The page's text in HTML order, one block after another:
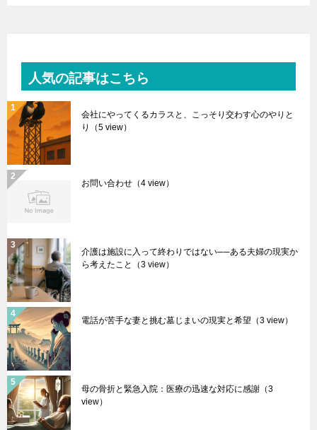
人気の記事はこちら
会社にやってくるカラスと、こっそり交わす心のやりと
り
（5 view）
お問い合わせ （4 view）
介護は施設に入って終わりではない──ある夫婦の現実か
ら考えたこと
（3 view）
電話が苦手な妻と挑む墓じまいの現実と希望 （3 view）
母の骨折と緊急入院：医療の迅速な対応に感謝 （3
view）